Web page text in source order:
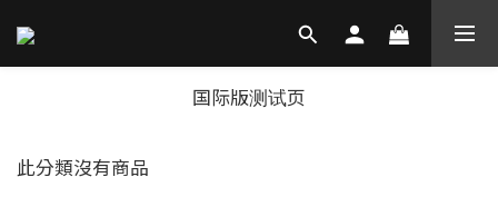
国际版测试页
此分類沒有商品